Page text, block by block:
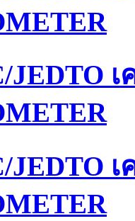
JEDTO
JEDTO